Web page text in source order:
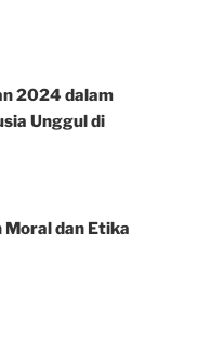
2024 dalam
Unggul di
Moral dan Etika